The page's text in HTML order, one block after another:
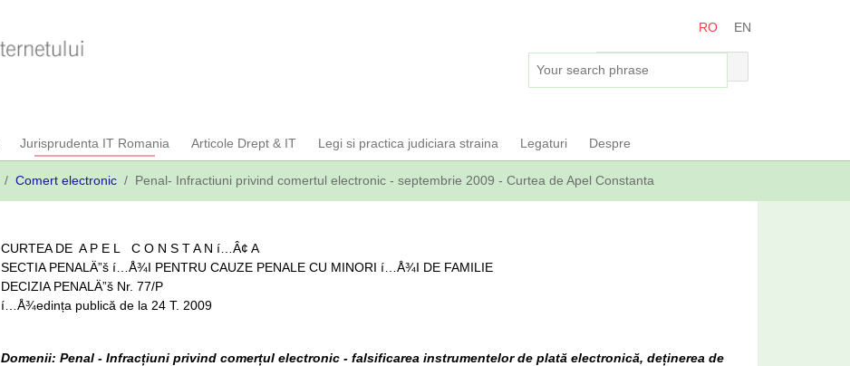
RO EN
Jurisprudenta IT Romania Articole Drept & IT Legi si practica judiciara straina Legaturi
Despre
Comert electronic Penal- Infractiuni privind comertul electronic - septembrie 2009 - Curtea de Apel Constanta
CURTEA DE A P E L C O N S T A N í…Â¢ A
SECTIA PENALÄ”š í…Å¾I PENTRU CAUZE PENALE CU MINORI í…Å¾I DE FAMILIE
DECIZIA PENALÄ”š Nr. 77/P
í…Å¾edința publică de la 24 T. 2009
Domenii: Penal - Infracțiuni privind comerțul electronic - falsificarea instrumentelor de plată electronică, deținerea de